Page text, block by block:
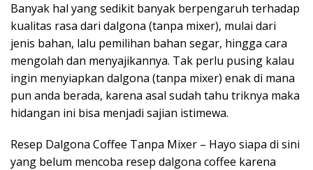
Banyak hal yang sedikit banyak berpengaruh terhadap
kualitas rasa dari dalgona (tanpa mixer), mulai dari
jenis bahan, lalu pemilihan bahan segar, hingga cara
mengolah dan menyajikannya. Tak perlu pusing kalau
ingin menyiapkan dalgona (tanpa mixer) enak di mana
pun anda berada, karena asal sudah tahu triknya maka
hidangan ini bisa menjadi sajian istimewa.
Resep Dalgona Coffee Tanpa Mixer – Hayo siapa di sini
yang belum mencoba resep dalgona coffee karena